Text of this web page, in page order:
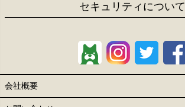
セキュリティについて
会社概要